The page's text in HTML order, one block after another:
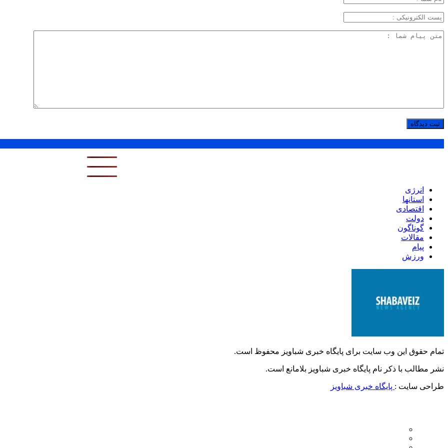
انرژی
استانها
اقتصادی
دولت
گوناگون
مقالات
پیام
ورزش
تمام حقوق این وب سایت برای پایگاه خبری شباویز محفوظ است.
نشر مطالب با ذکر نام پایگاه خبری شباویز بلامانع است.
طراحی سایت : پایگاه خبری شباویز